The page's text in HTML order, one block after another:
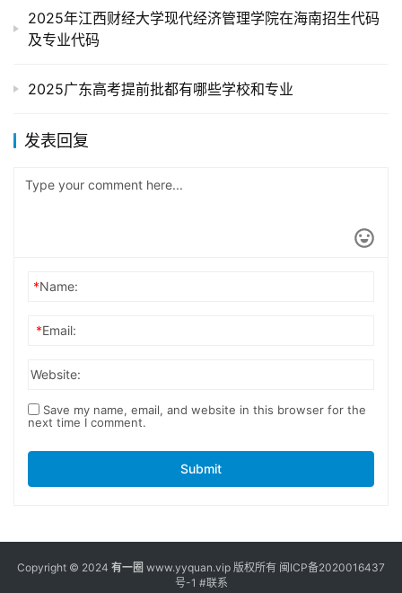
2025年江西财经大学现代经济管理学院在海南招生代码
及专业代码
2025广东高考提前批都有哪些学校和专业
发表回复
*Name:
*Email:
Website:
Save my name, email, and website in this browser for the
next time I comment.
Submit
Copyright © 2024 有一圈 www.yyquan.vip 版权所有 闽ICP备2020016437
号-1 #联系